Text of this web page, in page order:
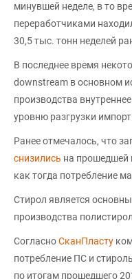
минувшей неделе, в то
переработчиками
30,5 тыс. тонн неделей
В последнее время
downstream в основном
производства
уровню разгрузки
Ранее отмечалось, что
снизились на прошедшей
как тогда потребление
Стирол является
производства
СогласноСканПласту
потребление ПС и
по итогам прошедшего